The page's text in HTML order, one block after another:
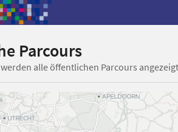
Parcours
alle öffentlichen Parcours